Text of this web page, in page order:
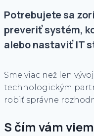
Potrebujete sa
preveriť systém,
alebo nastaviť IT
Sme viac než len
technologickým
robiť správne
S čím vám